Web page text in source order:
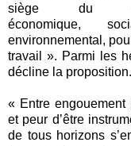
siège du
économique,
environnemental,
travail ». Parmi les
décline la proposition.
« Entre
et peur d’être
de tous horizons